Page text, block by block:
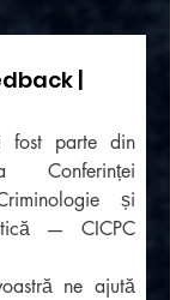
|
fost parte din
și
— CICPC
ne ajută